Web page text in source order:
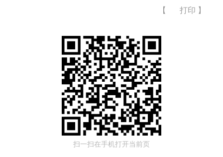
【 打印 】
扫一扫在手机打开当前页